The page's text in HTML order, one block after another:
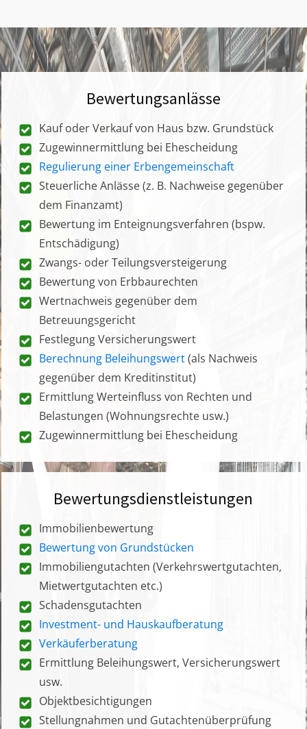
Bewertungsanlässe
Kauf oder Verkauf von Haus bzw. Grundstück
Zugewinnermittlung bei Ehescheidung
Regulierung einer Erbengemeinschaft
Steuerliche Anlässe (z. B. Nachweise gegenüber
dem Finanzamt)
Bewertung im Enteignungsverfahren (bspw.
Entschädigung)
Zwangs- oder Teilungsversteigerung
Bewertung von Erbbaurechten
Wertnachweis gegenüber dem
Betreuungsgericht
Festlegung Versicherungswert
Berechnung Beleihungswert(als Nachweis
gegenüber dem Kreditinstitut)
Ermittlung Werteinfluss von Rechten und
Belastungen (Wohnungsrechte usw.)
Zugewinnermittlung bei Ehescheidung
Bewertungsdienstleistungen
Immobilienbewertung
Bewertung von Grundstücken
Immobiliengutachten (Verkehrswertgutachten,
Mietwertgutachten etc.)
Schadensgutachten
Investment- und Hauskaufberatung
Verkäuferberatung
Ermittlung Beleihungswert, Versicherungswert
usw.
Objektbesichtigungen
Stellungnahmen und Gutachtenüberprüfung